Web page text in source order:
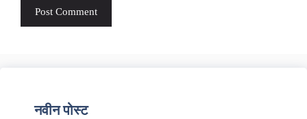
नवीन पोस्ट